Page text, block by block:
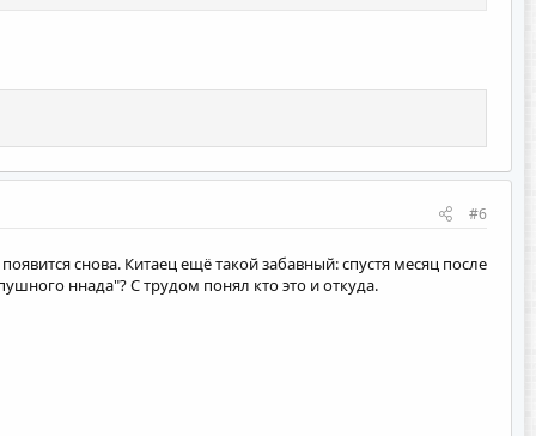
#6
снова. Китаец ещё такой забавный: спустя месяц после
ннада"? С трудом понял кто это и откуда.